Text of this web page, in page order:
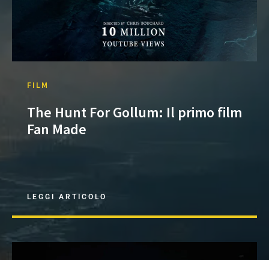
FILM
The Hunt For Gollum: Il primo film
Fan Made
LEGGI ARTICOLO